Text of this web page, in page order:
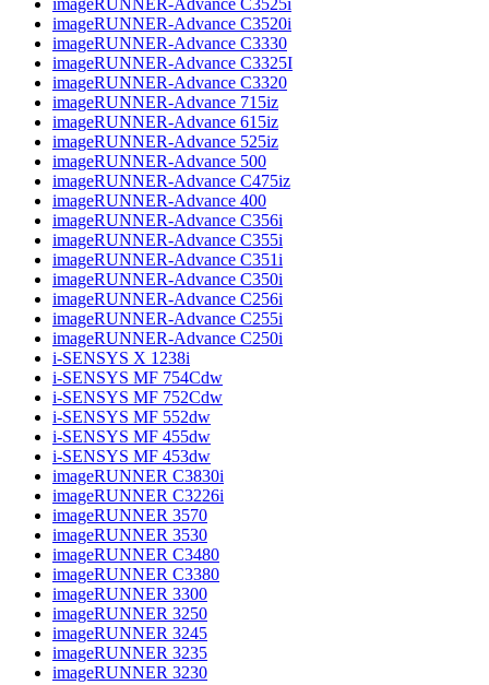
imageRUNNER-Advance C3520i
imageRUNNER-Advance C3330
imageRUNNER-Advance C3325I
imageRUNNER-Advance C3320
imageRUNNER-Advance 715iz
imageRUNNER-Advance 615iz
imageRUNNER-Advance 525iz
imageRUNNER-Advance 500
imageRUNNER-Advance C475iz
imageRUNNER-Advance 400
imageRUNNER-Advance C356i
imageRUNNER-Advance C355i
imageRUNNER-Advance C351i
imageRUNNER-Advance C350i
imageRUNNER-Advance C256i
imageRUNNER-Advance C255i
imageRUNNER-Advance C250i
i-SENSYS X 1238i
i-SENSYS MF 754Cdw
i-SENSYS MF 752Cdw
i-SENSYS MF 552dw
i-SENSYS MF 455dw
i-SENSYS MF 453dw
imageRUNNER C3830i
imageRUNNER C3226i
imageRUNNER 3570
imageRUNNER 3530
imageRUNNER C3480
imageRUNNER C3380
imageRUNNER 3300
imageRUNNER 3250
imageRUNNER 3245
imageRUNNER 3235
imageRUNNER 3230